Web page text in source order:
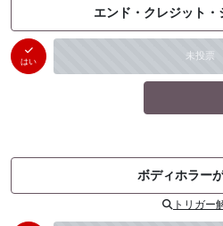
エンド・クレジット・
はい 未投票
ボディホラー
トリガー